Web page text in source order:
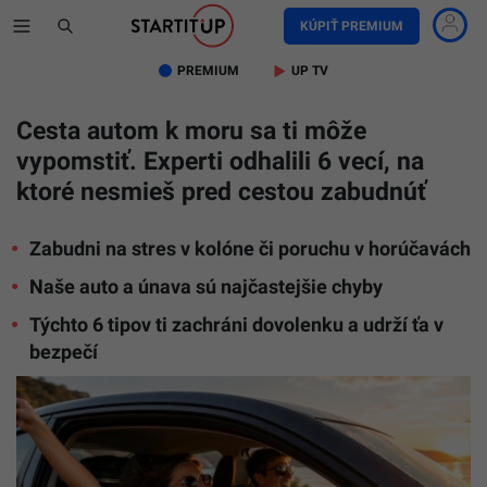
KÚPIŤ PREMIUM
PREMIUM UP TV
Cesta autom k moru sa ti môže
vypomstiť. Experti odhalili 6 vecí, na
ktoré nesmieš pred cestou zabudnúť
Zabudni na stres v kolóne či poruchu v horúčavách
Naše auto a únava sú najčastejšie chyby
Týchto 6 tipov ti zachráni dovolenku a udrží ťa v
bezpečí
žena